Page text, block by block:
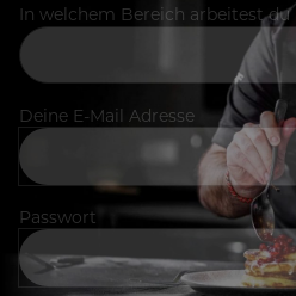
In welchem Bereich arbeitest du
Deine E-Mail Adresse
Passwort